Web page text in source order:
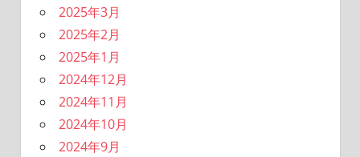
2025年3月
2025年2月
2025年1月
2024年12月
2024年11月
2024年10月
2024年9月